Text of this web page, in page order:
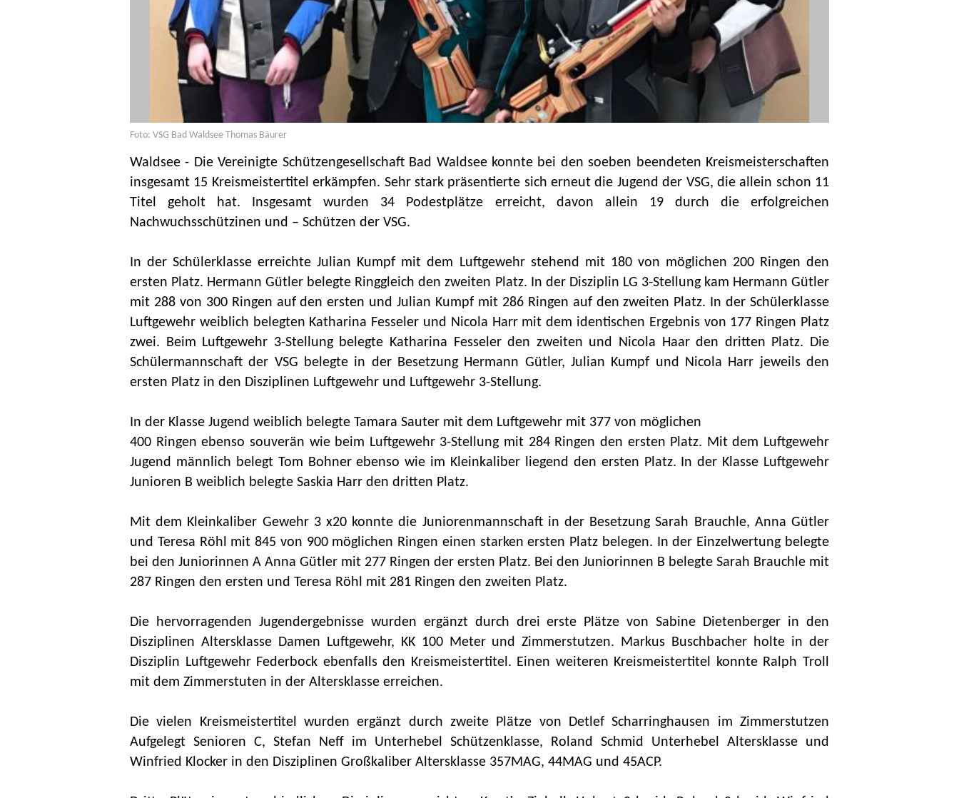
Foto: VSG Bad Waldsee Thomas Bäurer
Waldsee - Die Vereinigte Schützengesellschaft Bad Waldsee konnte bei den soeben beendeten Kreismeisterschaften
insgesamt 15 Kreismeistertitel erkämpfen. Sehr stark präsentierte sich erneut die Jugend der VSG, die allein schon 11
Titel geholt hat. Insgesamt wurden 34 Podestplätze erreicht, davon allein 19 durch die erfolgreichen
Nachwuchsschützinen und – Schützen der VSG.
In der Schülerklasse erreichte Julian Kumpf mit dem Luftgewehr stehend mit 180 von möglichen 200 Ringen den
ersten Platz. Hermann Gütler belegte Ringgleich den zweiten Platz. In der Disziplin LG 3-Stellung kam Hermann Gütler
mit 288 von 300 Ringen auf den ersten und Julian Kumpf mit 286 Ringen auf den zweiten Platz. In der Schülerklasse
Luftgewehr weiblich belegten Katharina Fesseler und Nicola Harr mit dem identischen Ergebnis von 177 Ringen Platz
zwei. Beim Luftgewehr 3-Stellung belegte Katharina Fesseler den zweiten und Nicola Haar den dritten Platz. Die
Schülermannschaft der VSG belegte in der Besetzung Hermann Gütler, Julian Kumpf und Nicola Harr jeweils den
ersten Platz in den Disziplinen Luftgewehr und Luftgewehr 3-Stellung.
In der Klasse Jugend weiblich belegte Tamara Sauter mit dem Luftgewehr mit 377 von möglichen
400 Ringen ebenso souverän wie beim Luftgewehr 3-Stellung mit 284 Ringen den ersten Platz. Mit dem Luftgewehr
Jugend männlich belegt Tom Bohner ebenso wie im Kleinkaliber liegend den ersten Platz. In der Klasse Luftgewehr
Junioren B weiblich belegte Saskia Harr den dritten Platz.
Mit dem Kleinkaliber Gewehr 3 x20 konnte die Juniorenmannschaft in der Besetzung Sarah Brauchle, Anna Gütler
und Teresa Röhl mit 845 von 900 möglichen Ringen einen starken ersten Platz belegen. In der Einzelwertung belegte
bei den Juniorinnen A Anna Gütler mit 277 Ringen der ersten Platz. Bei den Juniorinnen B belegte Sarah Brauchle mit
287 Ringen den ersten und Teresa Röhl mit 281 Ringen den zweiten Platz.
Die hervorragenden Jugendergebnisse wurden ergänzt durch drei erste Plätze von Sabine Dietenberger in den
Disziplinen Altersklasse Damen Luftgewehr, KK 100 Meter und Zimmerstutzen. Markus Buschbacher holte in der
Disziplin Luftgewehr Federbock ebenfalls den Kreismeistertitel. Einen weiteren Kreismeistertitel konnte Ralph Troll
mit dem Zimmerstuten in der Altersklasse erreichen.
Die vielen Kreismeistertitel wurden ergänzt durch zweite Plätze von Detlef Scharringhausen im Zimmerstutzen
Aufgelegt Senioren C, Stefan Neff im Unterhebel Schützenklasse, Roland Schmid Unterhebel Altersklasse und
Winfried Klocker in den Disziplinen Großkaliber Altersklasse 357MAG, 44MAG und 45ACP.